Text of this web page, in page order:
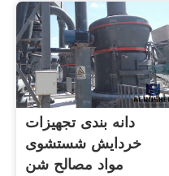
دانه بندی تجهیزات
خردایش شستشوی
مواد مصالح شن